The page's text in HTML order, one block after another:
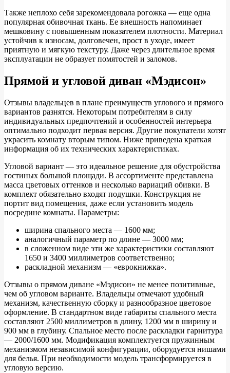
Также неплохо себя зарекомендовала рогожка — еще одна
популярная обивочная ткань. Ее внешность напоминает
мешковину с повышенным показателем плотности. Материал
устойчив к износам, долговечен, прост в уходе, имеет
приятную и мягкую текстуру. Даже через длительное время
эксплуатации не образует помятостей и заломов.
Прямой и угловой диван «Мэдисон»
Отзывы владельцев в плане преимуществ углового и прямого
вариантов разнятся. Некоторым потребителям в силу
индивидуальных предпочтений и особенностей интерьера
оптимально подходит первая версия. Другие покупатели хотят
украсить комнату вторым типом. Ниже приведена краткая
информация об их технических характеристиках.
Угловой вариант — это идеальное решение для обустройства
гостиных большой площади. В ассортименте представлена
масса цветовых оттенков и несколько вариаций обивки. В
комплект обязательно входят подушки. Конструкция не
портит вид помещения, даже если установить модель
посредине комнаты. Параметры:
ширина спального места — 1600 мм;
аналогичный параметр по длине — 3000 мм;
в сложенном виде эти же характеристики составляют
1650 и 3400 миллиметров соответственно;
раскладной механизм — «еврокнижка».
Отзывы о прямом диване «Мэдисон» не менее позитивные,
чем об угловом варианте. Владельцы отмечают удобный
механизм, качественную сборку и разнообразное цветовое
оформление. В стандартном виде габариты спального места
составляют 2500 миллиметров в длину, 1200 мм в ширину и
900 мм в глубину. Спальное место после раскладки гарнитура
— 2000/1600 мм. Модификация комплектуется пружинным
механизмом независимой конфигурации, оборудуется нишами
для белья. При необходимости модель трансформируется в
угловую версию.